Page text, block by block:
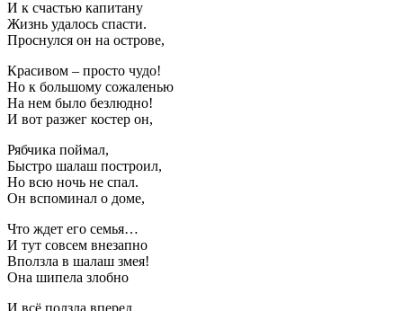
И к счастью капитану
Жизнь удалось спасти.
Проснулся он на острове,
Красивом – просто чудо!
Но к большому сожаленью
На нем было безлюдно!
И вот разжег костер он,
Рябчика поймал,
Быстро шалаш построил,
Но всю ночь не спал.
Он вспоминал о доме,
Что ждет его семья…
И тут совсем внезапно
Вползла в шалаш змея!
Она шипела злобно
И всё ползла вперед